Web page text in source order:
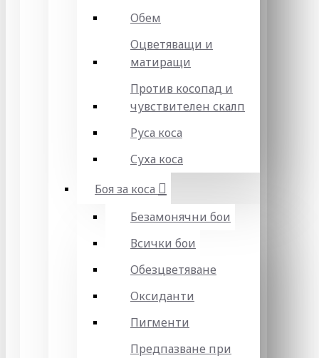
Обем
Оцветяващи и
матиращи
Против косопад и
чувствителен скалп
Руса коса
Суха коса
Боя за коса
Безамонячни бои
Всички бои
Обезцветяване
Оксиданти
Пигменти
Предпазване при